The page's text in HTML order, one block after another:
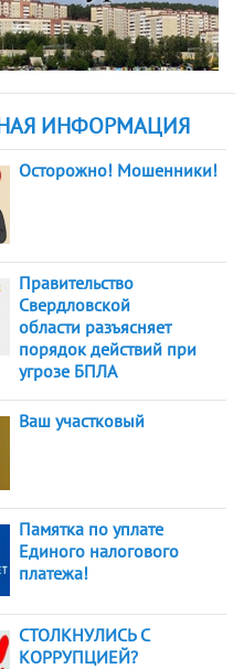
ИНФОРМАЦИЯ
Осторожно! Мошенники!
Правительство
Свердловской
области разъясняет
порядок действий при
угрозе БПЛА
Ваш участковый
Памятка по уплате
Единого налогового
платежа!
СТОЛКНУЛИСЬ С
КОРРУПЦИЕЙ?